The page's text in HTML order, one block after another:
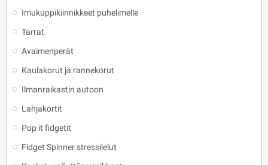
Imukuppikiinnikkeet puhelimelle
Tarrat
Avaimenperät
Kaulakorut ja rannekorut
Ilmanraikastin autoon
Lahjakortit
Pop it fidgetit
Fidget Spinner stressilelut